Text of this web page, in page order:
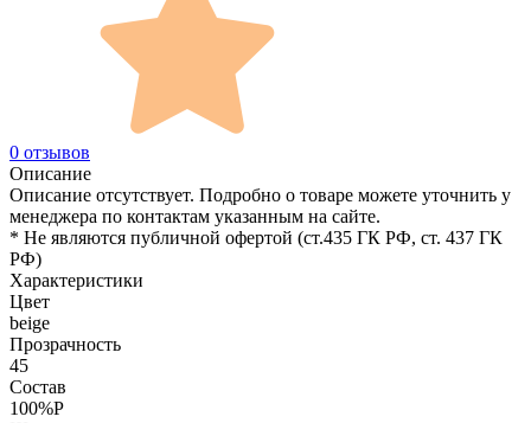
0 отзывов
Описание
Описание отсутствует. Подробно о товаре можете уточнить у
менеджера по контактам указанным на сайте.
* Не являются публичной офертой (ст.435 ГК РФ, cт. 437 ГК
РФ)
Характеристики
Цвет
beige
Прозрачность
45
Состав
100%P